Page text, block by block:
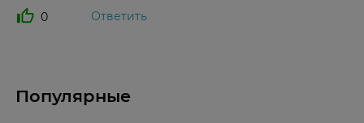
0 Ответить
Популярные